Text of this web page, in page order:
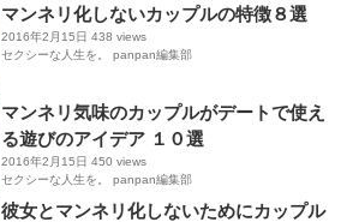
マンネリ化しないカップルの特徴８選
2016年2月15日 438 views
セクシーな人生を。 panpan編集部
マンネリ気味のカップルがデートで使え
る遊びのアイデア １０選
2016年2月15日 450 views
セクシーな人生を。 panpan編集部
彼女とマンネリ化しないためにカップル